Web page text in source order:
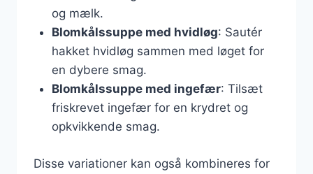
og mælk.
Blomkålssuppe med hvidløg: Sautér
hakket hvidløg sammen med løget for
en dybere smag.
Blomkålssuppe med ingefær: Tilsæt
friskrevet ingefær for en krydret og
opkvikkende smag.
Disse variationer kan også kombineres for